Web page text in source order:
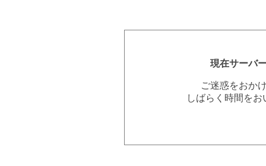
現在サーバ
ご迷惑をおか
しばらく時間を